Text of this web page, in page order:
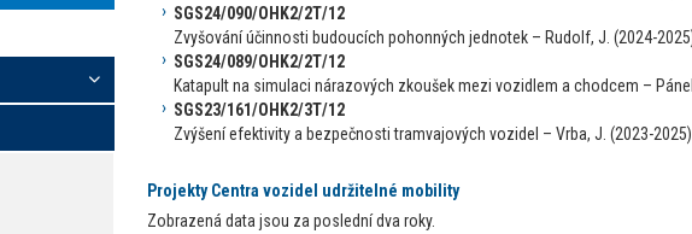
SGS24/090/OHK2/2T/12
Zvyšování účinnosti budoucích pohonných jednotek – Rudolf, J. (2024-
SGS24/089/OHK2/2T/12
Katapult na simulaci nárazových zkoušek mezi vozidlem a chodcem –
SGS23/161/OHK2/3T/12
Zvýšení efektivity a bezpečnosti tramvajových vozidel – Vrba, J. (2023-2025)
Projekty Centra vozidel udržitelné mobility
Zobrazená data jsou za poslední dva roky.